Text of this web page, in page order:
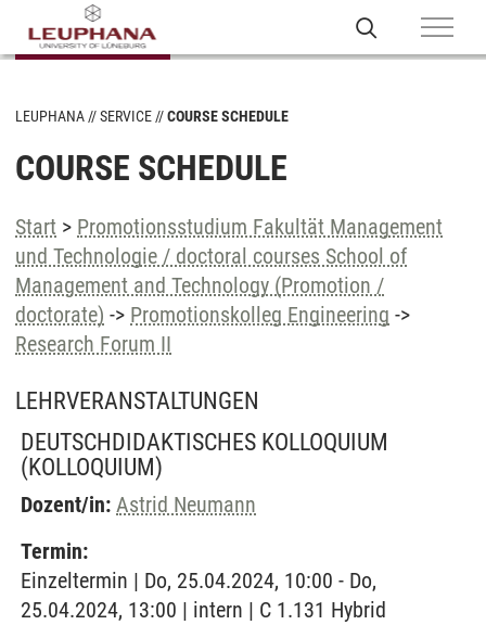
LEUPHANA SERVICE COURSE SCHEDULE
COURSE SCHEDULE
Start > Promotionsstudium Fakultät Management
und Technologie / doctoral courses School of
Management and Technology (Promotion /
doctorate) -> Promotionskolleg Engineering ->
Research Forum II
LEHRVERANSTALTUNGEN
DEUTSCHDIDAKTISCHES KOLLOQUIUM
(KOLLOQUIUM)
Dozent/in: Astrid Neumann
Termin:
Einzeltermin | Do, 25.04.2024, 10:00 - Do,
25.04.2024, 13:00 | intern | C 1.131 Hybrid